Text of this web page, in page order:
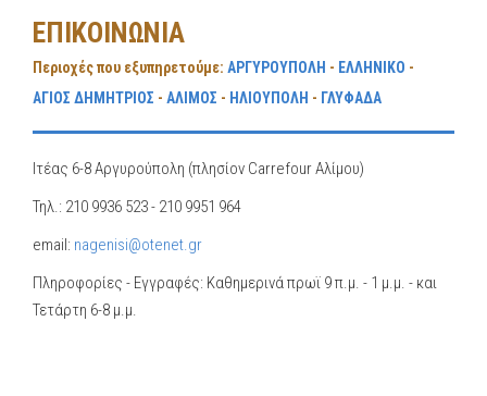
ΕΠΙΚΟΙΝΩΝΙΑ
Περιοχές που εξυπηρετούμε: ΑΡΓΥΡΟΥΠΟΛΗ - ΕΛΛΗΝΙΚΟ -
ΑΓΙΟΣ ΔΗΜΗΤΡΙΟΣ - ΑΛΙΜΟΣ - ΗΛΙΟΥΠΟΛΗ - ΓΛΥΦΑΔΑ
Ιτέας 6-8 Αργυρούπολη (πλησίον Carrefour Αλίμου)
Τηλ.: 210 9936 523 - 210 9951 964
email: nagenisi@otenet.gr
Πληροφορίες - Εγγραφές: Καθημερινά πρωϊ 9 π.μ. - 1 μ.μ. - και
Τετάρτη 6-8 μ.μ.